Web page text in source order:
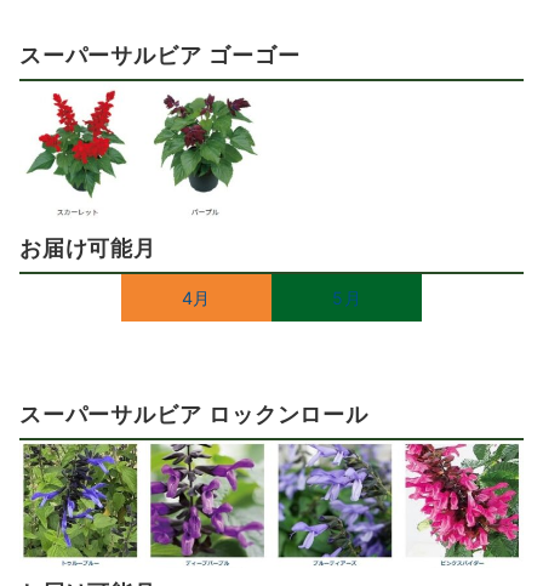
スーパーサルビア ゴーゴー
お届け可能月
4月 5月
スーパーサルビア ロックンロール